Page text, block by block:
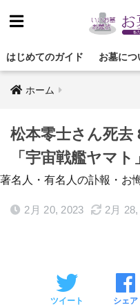
はじめてのガイド お墓につ
ホーム
松本零士さん死去
「宇宙戦艦ヤマ
著名人・有名人の訃報・お
2月 20, 2023 2月
ツイート シェア